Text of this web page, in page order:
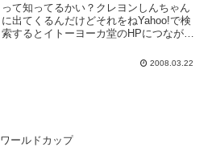
って知ってるかい？クレヨンしんちゃん
に出てくるんだけどそれをねYahoo!で検
索するとイトーヨーカ堂のHPにつながる
堂」って検索するとでてこないそんなも
2008.03.22
ワールドカップ